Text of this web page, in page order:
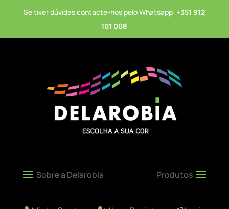
Se tiver dúvidas contacte-nos pelo Whatsapp: +351 912
101 008